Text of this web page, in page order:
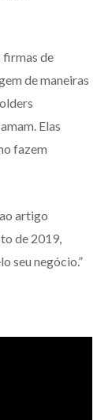
firmas de
de maneiras
Elas
fazem
artigo
de 2019,
seu negócio.”